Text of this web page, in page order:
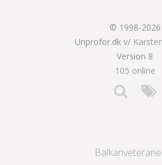
© 1998-2026
Unprofor.dk v/
Version 8
105 online